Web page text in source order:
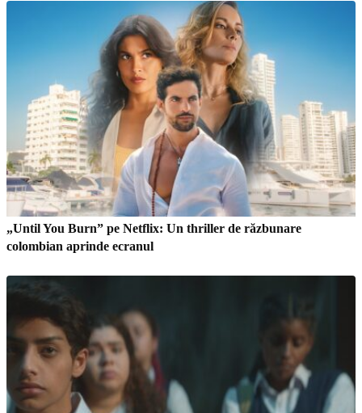
„Until You Burn” pe Netflix: Un thriller de răzbunare
colombian aprinde ecranul